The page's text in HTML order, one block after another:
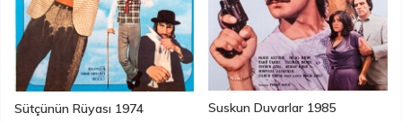
Sütçünün Rüyası 1974 Suskun Duvarlar 1985